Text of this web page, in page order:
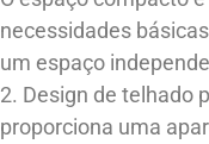
necessidades
um espaço
2. Design de telhado
proporciona uma